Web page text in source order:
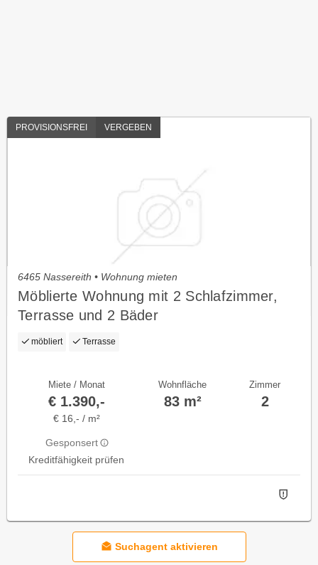
PROVISIONSFREI VERGEBEN
6465 Nassereith • Wohnung mieten
Möblierte Wohnung mit 2 Schlafzimmer,
Terrasse und 2 Bäder
möbliert Terrasse
Miete / Monat
€ 1.390,-
€ 16,- / m²
Gesponsert
Kreditfähigkeit prüfen
Wohnfläche
83 m²
Zimmer
2
Suchagent aktivieren